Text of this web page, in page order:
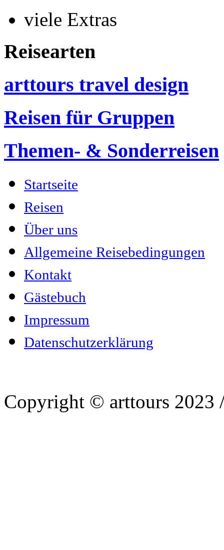
viele Extras
Reisearten
arttours travel design
Reisen für Gruppen
Themen- & Sonderreisen
Startseite
Reisen
Über uns
Allgemeine Reisebedingungen
Kontakt
Gästebuch
Impressum
Datenschutzerklärung
Copyright © arttours 2023